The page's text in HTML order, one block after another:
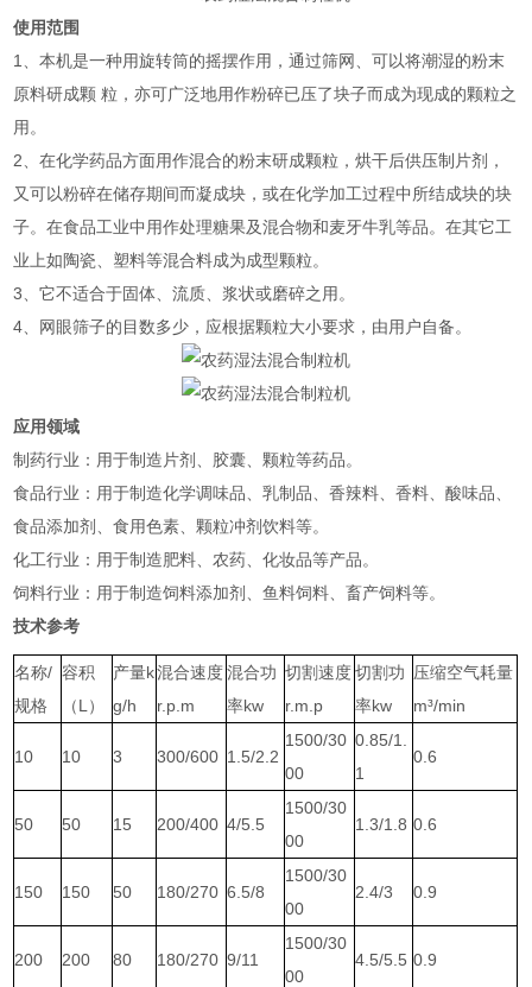
使用范围
1、本机是一种用旋转筒的摇摆作用，通过筛网、可以将潮湿的粉末
原料研成颗 粒，亦可广泛地用作粉碎已压了块子而成为现成的颗粒之
用。
2、在化学药品方面用作混合的粉末研成颗粒，烘干后供压制片剂，
又可以粉碎在储存期间而凝成块，或在化学加工过程中所结成块的块
子。在食品工业中用作处理糖果及混合物和麦牙牛乳等品。在其它工
业上如陶瓷、塑料等混合料成为成型颗粒。
3、它不适合于固体、流质、浆状或磨碎之用。
4、网眼筛子的目数多少，应根据颗粒大小要求，由用户自备。
应用领域
‌制药行业‌：用于制造片剂、胶囊、颗粒等药品‌。
‌食品行业‌：用于制造化学调味品、乳制品、香辣料、香料、酸味品、
食品添加剂、食用色素、颗粒冲剂饮料等‌。
‌化工行业‌：用于制造肥料、农药、化妆品等产品‌。
‌饲料行业‌：用于制造饲料添加剂、鱼料饲料、畜产饲料等‌。
技术参考
名称/
规格
容积
（L）
产量k
g/h
混合速度
r.p.m
混合功
率kw
切割速度
r.m.p
切割功
率kw
压缩空气耗量
m³/min
10 10 3 300/600 1.5/2.2
1500/30
00
0.85/1.
1
0.6
50 50 15 200/400 4/5.5
1500/30
00
1.3/1.8 0.6
150 150 50 180/270 6.5/8
1500/30
00
2.4/3 0.9
200 200 80 180/270 9/11
1500/30
00
4.5/5.5 0.9